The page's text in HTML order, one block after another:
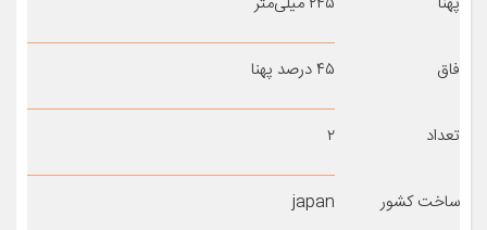
فاق ۴۵ درصد پهنا
تعداد ۲
ساخت کشور japan